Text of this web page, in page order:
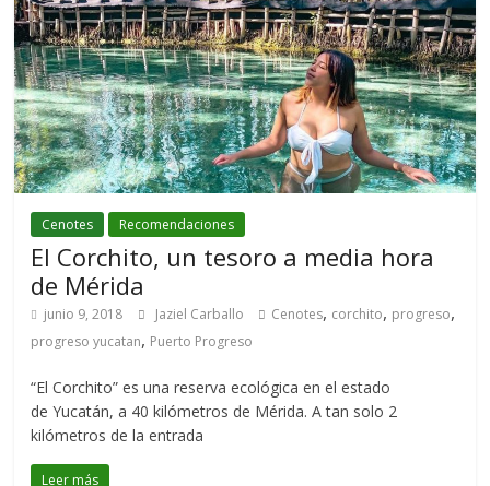
Cenotes Recomendaciones
El Corchito, un tesoro a media hora
de Mérida
junio 9, 2018 Jaziel Carballo Cenotes, corchito, progreso,
progreso yucatan, Puerto Progreso
“El Corchito” es una reserva ecológica en el estado
de Yucatán, a 40 kilómetros de Mérida. A tan solo 2
kilómetros de la entrada
Leer más